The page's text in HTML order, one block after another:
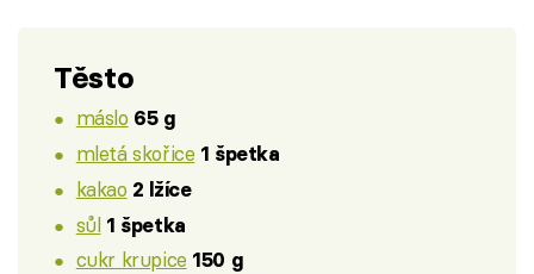
Těsto
máslo 65 g
mletá skořice 1 špetka
kakao 2 lžíce
sůl 1 špetka
cukr krupice 150 g